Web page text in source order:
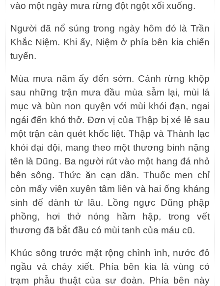
vào một ngày mưa rừng đột ngột xối xuống.
Người đã nổ súng trong ngày hôm đó là Trần
Khắc Niệm. Khi ấy, Niệm ở phía bên kia chiến
tuyến.
Mùa mưa năm ấy đến sớm. Cánh rừng khộp
sau những trận mưa đầu mùa sẫm lại, mùi lá
mục và bùn non quyện với mùi khói đạn, ngai
ngái đến khó thở. Đơn vị của Thập bị xé lẻ sau
một trận càn quét khốc liệt. Thập và Thành lạc
khỏi đại đội, mang theo một thương binh nặng
tên là Dũng. Ba người rút vào một hang đá nhỏ
bên sông. Thức ăn cạn dần. Thuốc men chỉ
còn mấy viên xuyên tâm liên và hai ống kháng
sinh để dành từ lâu. Lồng ngực Dũng phập
phồng, hơi thở nóng hầm hập, trong vết
thương đã bắt đầu có mùi tanh của máu cũ.
Khúc sông trước mặt rộng chình ình, nước đỏ
ngầu và chảy xiết. Phía bên kia là vùng có
trạm phẫu thuật của sư đoàn. Phía bên này